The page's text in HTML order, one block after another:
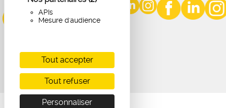
APIs
Mesure d'audience
Tout accepter
Tout refuser
Personnaliser